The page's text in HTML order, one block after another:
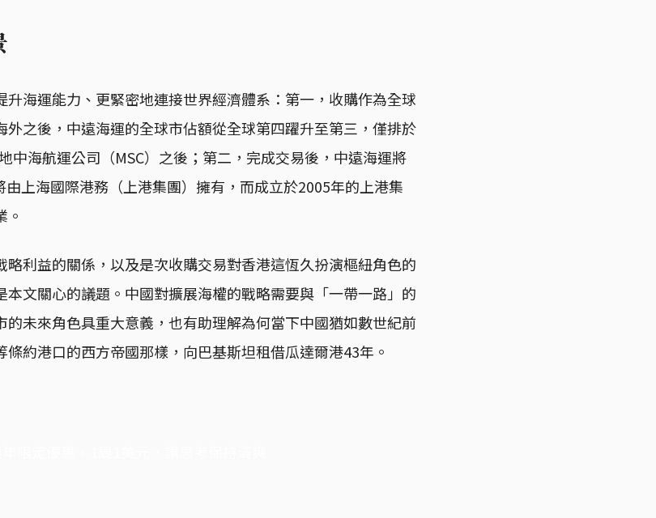
海運能力、更緊密地連接世界經濟體系：第一，收購作為全球
外之後，中遠海運的全球市佔額從全球第四躍升至第三，僅排於
中海航運公司（MSC）之後；第二，完成交易後，中遠海運將
上海國際港務（上港集團）擁有，而成立於2005年的上港集
利益的關係，以及是次收購交易對香港這恆久扮演樞紐角色的
文關心的議題。中國對擴展海權的戰略需要與「一帶一路」的
未來角色具重大意義，也有助理解為何當下中國猶如數世紀前
約港口的西方帝國那樣，向巴基斯坦租借瓜達爾港43年。